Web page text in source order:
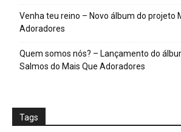
Venha teu reino – Novo álbum do projeto
Adoradores
Quem somos nós? – Lançamento do
Salmos do Mais Que Adoradores
Tags